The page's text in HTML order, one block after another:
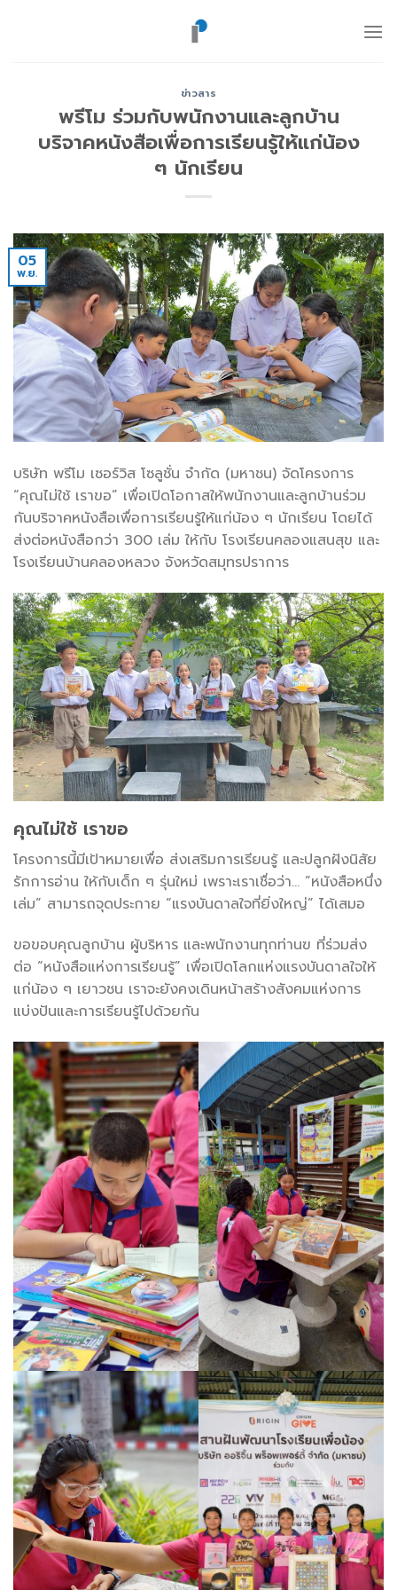
ข่าวสาร
พรีโม ร่วมกับพนักงานและลูกบ้าน
บริจาคหนังสือเพื่อการเรียนรู้ให้แก่น้อง
ๆ นักเรียน
05
พ.ย.
บริษัท พรีโม เซอร์วิส โซลูชั่น จำกัด (มหาชน) จัดโครงการ
“คุณไม่ใช้ เราขอ” เพื่อเปิดโอกาสให้พนักงานและลูกบ้านร่วม
กันบริจาคหนังสือเพื่อการเรียนรู้ให้แก่น้อง ๆ นักเรียน โดยได้
ส่งต่อหนังสือกว่า 300 เล่ม ให้กับ โรงเรียนคลองแสนสุข และ
โรงเรียนบ้านคลองหลวง จังหวัดสมุทรปราการ
คุณไม่ใช้ เราขอ
โครงการนี้มีเป้าหมายเพื่อ ส่งเสริมการเรียนรู้ และปลูกฝังนิสัย
รักการอ่าน ให้กับเด็ก ๆ รุ่นใหม่ เพราะเราเชื่อว่า… “หนังสือหนึ่ง
เล่ม” สามารถจุดประกาย “แรงบันดาลใจที่ยิ่งใหญ่” ได้เสมอ
ขอขอบคุณลูกบ้าน ผู้บริหาร และพนักงานทุกท่านฃ ที่ร่วมส่ง
ต่อ “หนังสือแห่งการเรียนรู้” เพื่อเปิดโลกแห่งแรงบันดาลใจให้
แก่น้อง ๆ เยาวชน เราจะยังคงเดินหน้าสร้างสังคมแห่งการ
แบ่งปันและการเรียนรู้ไปด้วยกัน